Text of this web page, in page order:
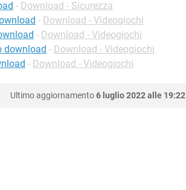
- Download - Sicurezza
- Download - Videogiochi
- Download - Videogiochi
download - Download - Videogiochi
- Download - Videogiochi
Ultimo aggiornamento6 luglio 2022 alle 19:22